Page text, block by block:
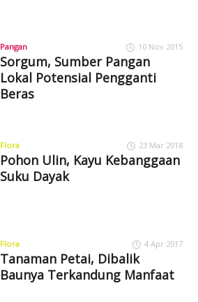
Pangan 10 Nov 2015
Sorgum, Sumber Pangan
Lokal Potensial Pengganti
Beras
Flora 23 Mar 2018
Pohon Ulin, Kayu Kebanggaan
Suku Dayak
Flora 4 Apr 2017
Tanaman Petai, Dibalik
Baunya Terkandung Manfaat